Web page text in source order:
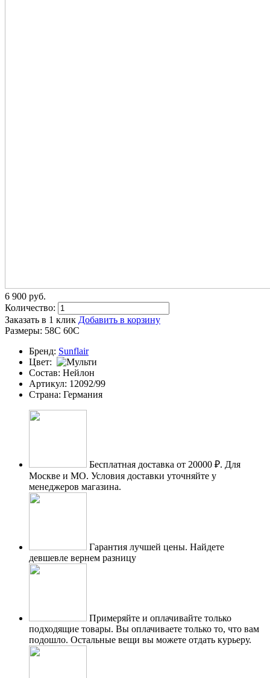
6 900 pуб.
Количество:
Заказать в 1 клик Добавить в корзину
Размеры: 58C 60C
Бренд: Sunflair
Цвет:
Состав: Нейлон
Артикул: 12092/99
Страна: Германия
Бесплатная доставка от 20000 ₽. Для
Москве и МО. Условия доставки уточняйте у
менеджеров магазина.
Гарантия лучшей цены. Найдете
девшевле вернем разницу
Примеряйте и оплачивайте только
подходящие товары. Вы оплачиваете только то, что вам
подошло. Остальные вещи вы можете отдать курьеру.